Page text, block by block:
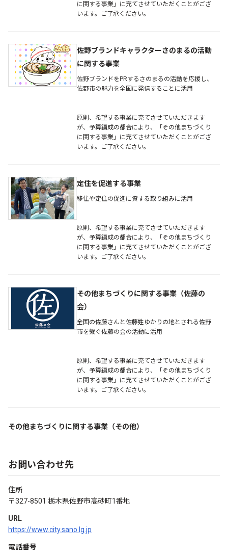
に関する事業」に充てさせていただくことがござ
います。ご了承ください。
佐野ブランドキャラクターさのまるの活動
に関する事業
佐野ブランドをPRするさのまるの活動を応援し、
佐野市の魅力を全国に発信することに活用
原則、希望する事業に充てさせていただきます
が、予算編成の都合により、「その他まちづくり
に関する事業」に充てさせていただくことがござ
います。ご了承ください。
定住を促進する事業
移住や定住の促進に資する取り組みに活用
原則、希望する事業に充てさせていただきます
が、予算編成の都合により、「その他まちづくり
に関する事業」に充てさせていただくことがござ
います。ご了承ください。
その他まちづくりに関する事業（佐藤の
会）
全国の佐藤さんと佐藤姓ゆかりの地とされる佐野
市を繋ぐ佐藤の会の活動に活用
原則、希望する事業に充てさせていただきます
が、予算編成の都合により、「その他まちづくり
に関する事業」に充てさせていただくことがござ
います。ご了承ください。
その他まちづくりに関する事業（その他）
お問い合わせ先
住所
〒327-8501 栃木県佐野市高砂町1番地
URL
https://www.city.sano.lg.jp
電話番号